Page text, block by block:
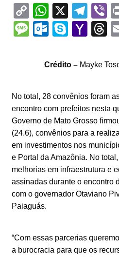
C
o
p
n
k
W
h
at
s
A
p
p
X T
el
e
gr
a
m
b
M
a
g
e
O
lo
k.
c
o
m
S
y
e
Y
h
o
o
M
ai
l
T
e
d
s
Crédito – Mayke
No total, 28 convênios foram
encontro com prefeitos nesta
Governo de Mato Grosso
(24.6), convênios para a
em investimentos nos
e Portal da Amazônia. No
melhorias em infraestrutura e
assinadas durante o encontro
com o governador Otaviano
Paiaguás.
“Com essas parcerias
a burocracia para que os